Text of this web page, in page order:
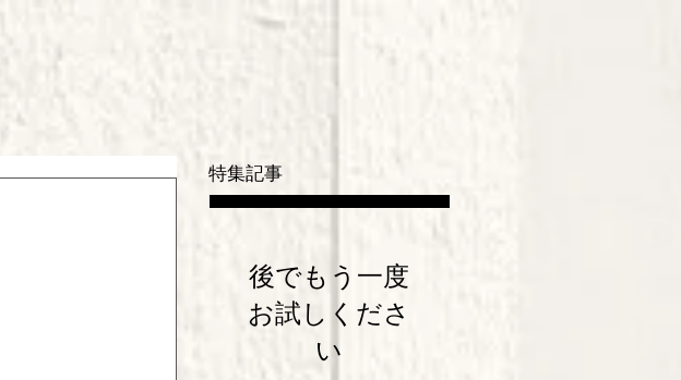
特集記事
後でもう一度
お試しくださ
い